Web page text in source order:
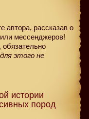
автора, рассказав о
мессенджеров!
этого не
истории
пород